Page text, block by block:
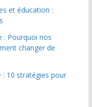
et éducation :
: Pourquoi nos
changer de
: 10 stratégies pour